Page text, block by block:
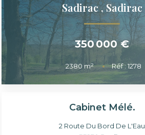
Sadirac,Sadirac
350 000 €
2380 m² Réf :1278
Cabinet Mélé.
2 Route Du Bord De L'Eau